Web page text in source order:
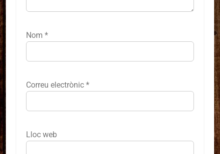
Nom *
Correu electrònic *
Lloc web